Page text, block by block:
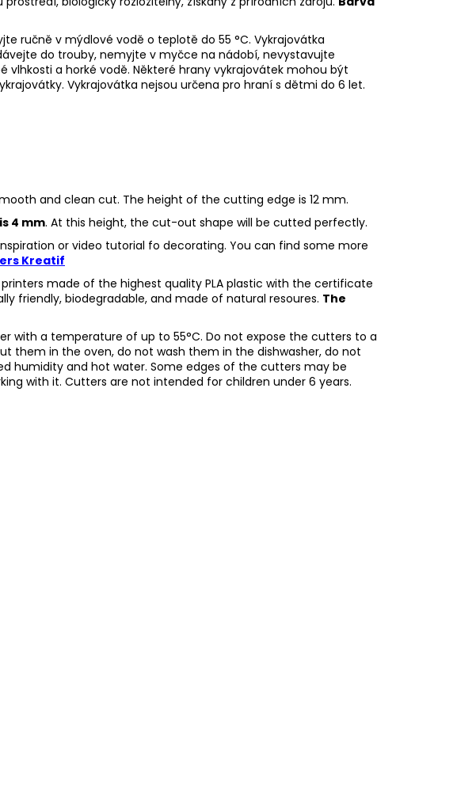
ručně v mýdlové vodě o teplotě do 55 °C. Vykrajovátka
do trouby, nemyjte v myčce na nádobí, nevystavujte
vlhkosti a horké vodě. Některé hrany vykrajovátek mohou být
Vykrajovátka nejsou určena pro hraní s dětmi do 6 let.
and clean cut. The height of the cutting edge is 12 mm.
4 mm. At this height, the cut-out shape will be cutted perfectly.
or video tutorial fo decorating. You can find some more
Kreatif
made of the highest quality PLA plastic with the certificate
friendly, biodegradable, and made of natural resoures. The
with a temperature of up to 55°C. Do not expose the cutters to a
them in the oven, do not wash them in the dishwasher, do not
humidity and hot water. Some edges of the cutters may be
with it. Cutters are not intended for children under 6 years.